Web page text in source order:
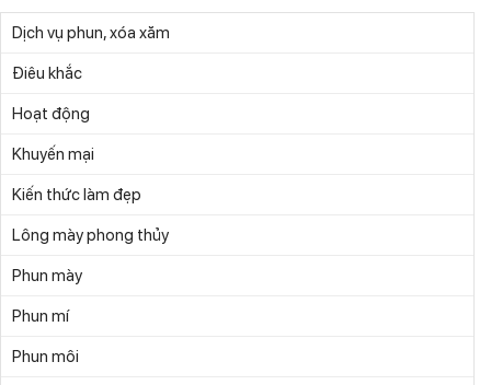
Dịch vụ phun, xóa xăm
Điêu khắc
Hoạt động
Khuyến mại
Kiến thức làm đẹp
Lông mày phong thủy
Phun mày
Phun mí
Phun môi